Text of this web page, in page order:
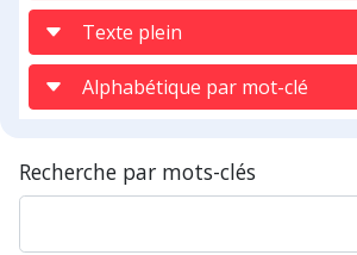
Texte plein
Alphabétique par mot-clé
Recherche par mots-clés